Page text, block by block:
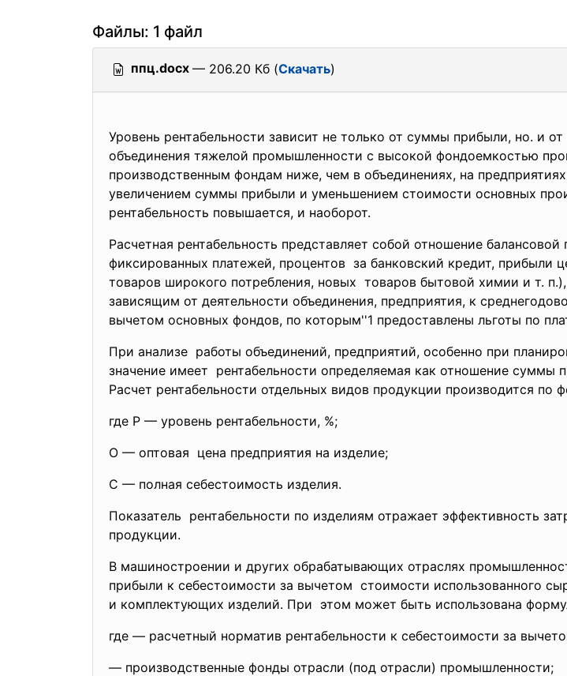
Файлы: 1 файл
ппц.docx — 206.20 Кб (Скачать)
Уровень рентабельности зависит не только от суммы прибыли, но. и
объединения тяжелой промышленности с высокой фондоемкостью
производственным фондам ниже, чем в объединениях, на
увеличением суммы прибыли и уменьшением стоимости основных
рентабельность повышается, и наоборот.
Расчетная рентабельность представляет собой отношение
фиксированных платежей, процентов за банковский кредит, прибыли
товаров широкого потребления, новых товаров бытовой химии и т.
зависящим от деятельности объединения, предприятия, к
вычетом основных фондов, по которым''1 предоставлены льготы по
При анализе работы объединений, предприятий, особенно при
значение имеет рентабельности определяемая как отношение суммы
Расчет рентабельности отдельных видов продукции производится по
где Р — уровень рентабельности, %;
О — оптовая цена предприятия на изделие;
С — полная себестоимость изделия.
Показатель рентабельности по изделиям отражает эффективность
продукции.
В машиностроении и других обрабатывающих отраслях
прибыли к себестоимости за вычетом стоимости использованного
и комплектующих изделий. При этом может быть использована
где — расчетный норматив рентабельности к себестоимости за
— производственные фонды отрасли (под отрасли) промышленности;